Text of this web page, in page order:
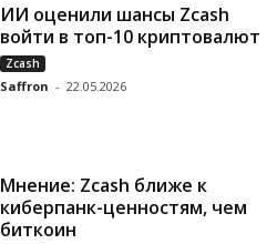
ИИ оценили шансы Zcash
войти в топ-10 криптовалют
Zcash
Saffron - 22.05.2026
Мнение: Zcash ближе к
киберпанк-ценностям, чем
биткоин